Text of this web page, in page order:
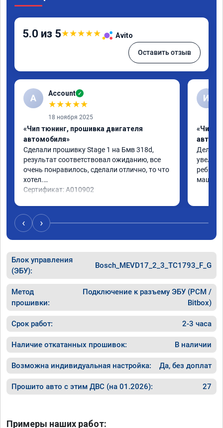
5.0 из 5★★★★★ Avito
Оставить отзыв
A Account ✓
★★★★★
18 ноября 2025
«Чип тюнинг, прошивка двигателя
автомобиля»
Сделали прошивку Stage 1 на Бмв 318d,
результат соответствовал ожиданию, все
очень понравилось, сделали отлично, то что
хотел.
Сертификат: A010902
И
«Чип
Делали
ребята
машина
‹ ›
Блок управления
(ЭБУ):
Bosch_MEVD17_2_3_TC1793_F_G
Метод
прошивки:
Подключение к разъему ЭБУ (PCM /
Bitbox)
Срок работ: 2-3 часа
Наличие откатанных прошивок: В наличии
Возможна индивидуальная настройка: Да, без доплат
Прошито авто с этим ДВС (на 01.2026): 27
Примеры наших работ: